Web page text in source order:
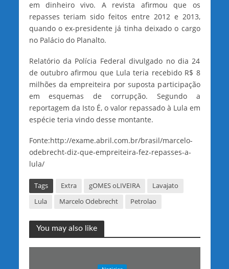
em dinheiro vivo. A revista afirmou que os
repasses teriam sido feitos entre 2012 e 2013,
quando o ex-presidente já tinha deixado o cargo
no Palácio do Planalto.
Relatório da Polícia Federal divulgado no dia 24
de outubro afirmou que Lula teria recebido R$ 8
milhões da empreiteira por suposta participação
em esquemas de corrupção. Segundo a
reportagem da Isto É, o valor repassado à Lula em
espécie teria vindo desse montante.
Fonte:http://exame.abril.com.br/brasil/marcelo-
odebrecht-diz-que-empreiteira-fez-repasses-a-
lula/
Tags Extra gOMES oLIVEIRA
Lavajato
Lula
Marcelo Odebrecht Petrolao
You may also like